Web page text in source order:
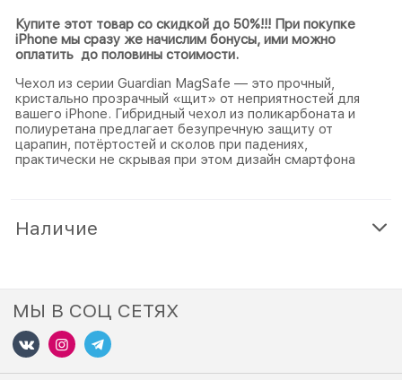
Купите этот товар со скидкой до 50%!!! При покупке
iPhone мы сразу же начислим бонусы, ими можно
оплатить до половины стоимости.
Чехол из серии Guardian MagSafe — это прочный,
кристально прозрачный «щит» от неприятностей для
вашего iPhone. Гибридный чехол из поликарбоната и
полиуретана предлагает безупречную защиту от
царапин, потёртостей и сколов при падениях,
практически не скрывая при этом дизайн смартфона
Наличие
МЫ В СОЦ СЕТЯХ